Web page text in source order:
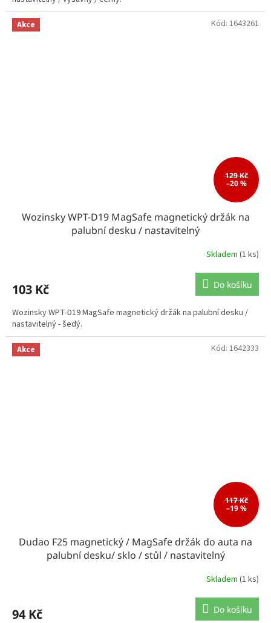
Akce
129 Kč
–20 %
Wozinsky WPT-D19 MagSafe magnetický držák na
palubní desku / nastavitelný
Skladem (1 ks)
103 Kč Do košíku
Wozinsky WPT-D19 MagSafe magnetický držák na palubní desku /
nastavitelný - šedý.
Kód: 1643261
Akce
117 Kč
–19 %
Dudao F25 magnetický / MagSafe držák do auta na
palubní desku/ sklo / stůl / nastavitelný
Skladem (1 ks)
94 Kč Do košíku
Kód: 1642333